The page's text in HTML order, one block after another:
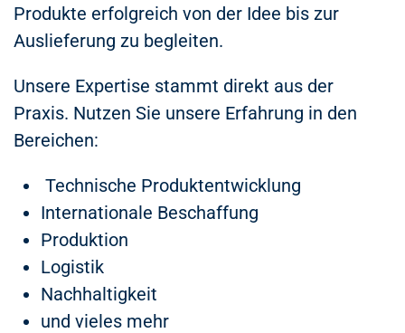
Produkte erfolgreich von der Idee bis zur
Auslieferung zu begleiten.
Unsere Expertise stammt direkt aus der
Praxis. Nutzen Sie unsere Erfahrung in den
Bereichen:
Technische Produktentwicklung
Internationale Beschaffung
Produktion
Logistik
Nachhaltigkeit
und vieles mehr